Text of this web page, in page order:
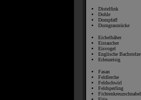
Distelfink
Dohle
Dompfaff
Dorngrasmücke
Eichelhäher
Eistaucher
Eisvogel
Englische Bachstelze
Erlenzeisig
Fasan
Feldlerche
Feldschwirl
Feldsperling
Fichtenkreuzschnabel